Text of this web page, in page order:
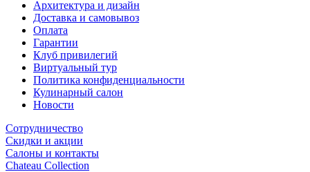
Архитектура и дизайн
Доставка и самовывоз
Оплата
Гарантии
Клуб привилегий
Виртуальный тур
Политика конфиденциальности
Кулинарный салон
Новости
Сотрудничество
Скидки и акции
Салоны и контакты
Chateau Collection